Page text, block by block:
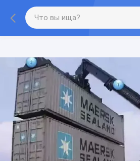
gtag('config', 'G-QWE9HWC3PF',
"SameSite=None;Secure"});